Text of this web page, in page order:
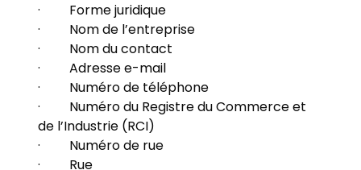
· Forme juridique
· Nom de l’entreprise
· Nom du contact
· Adresse e-mail
· Numéro de téléphone
· Numéro du Registre du Commerce et
de l’Industrie (RCI)
· Numéro de rue
· Rue